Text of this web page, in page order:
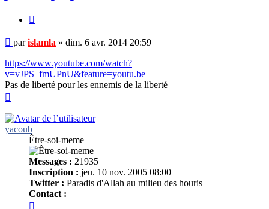
Message
non
lu
parislamla » dim. 6 avr. 2014 20:59
https://www.youtube.com/watch?
v=vJPS_fmUPnU&feature=youtu.be
Pas de liberté pour les ennemis de la liberté
yacoub
Être-soi-meme
Messages : 21935
Inscription : jeu. 10 nov. 2005 08:00
Twitter : Paradis d'Allah au milieu des houris
Contact :